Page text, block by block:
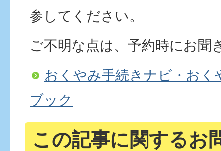
参してください。
ご不明な点は、予約時にお聞
おくやみ手続きナビ・おく
ブック
この記事に関するお